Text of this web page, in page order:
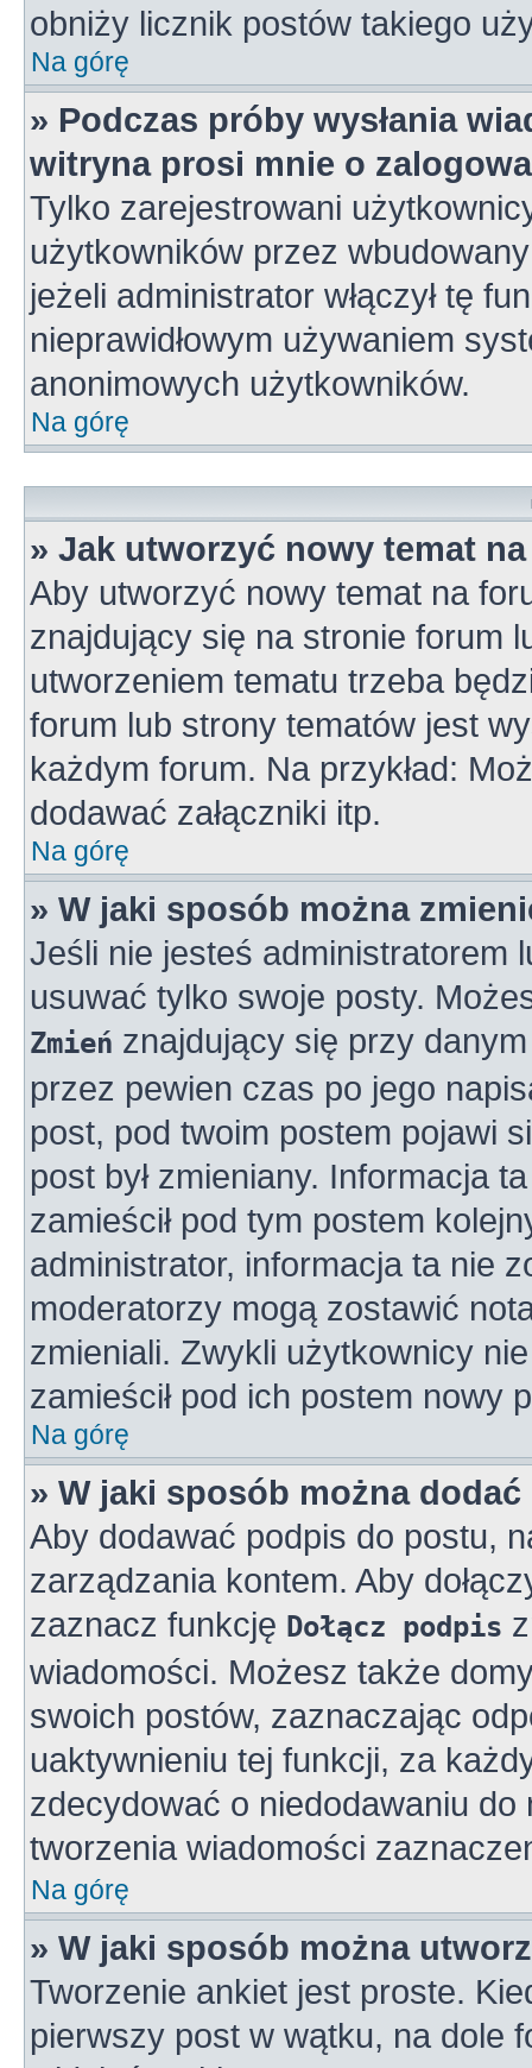
obniży licznik postów takiego
Na górę
» Podczas próby wysłania
witryna prosi mnie o
Tylko zarejestrowani
użytkowników przez
jeżeli administrator włączył tę
nieprawidłowym używaniem
anonimowych użytkowników.
Na górę
» Jak utworzyć nowy temat
Aby utworzyć nowy temat na
znajdujący się na stronie forum
utworzeniem tematu trzeba
forum lub strony tematów jest
każdym forum. Na przykład:
dodawać załączniki itp.
Na górę
» W jaki sposób można
Jeśli nie jesteś administratorem
usuwać tylko swoje posty.
Zmień znajdujący się przy
przez pewien czas po jego
post, pod twoim postem pojawi
post był zmieniany. Informacja
zamieścił pod tym postem
administrator, informacja ta nie
moderatorzy mogą zostawić
zmieniali. Zwykli użytkownicy
zamieścił pod ich postem nowy
Na górę
» W jaki sposób można
Aby dodawać podpis do postu,
zarządzania kontem. Aby
zaznacz funkcję Dołącz podpis
wiadomości. Możesz także
swoich postów, zaznaczając
uaktywnieniu tej funkcji, za
zdecydować o niedodawaniu
tworzenia wiadomości
Na górę
» W jaki sposób można
Tworzenie ankiet jest proste.
pierwszy post w wątku, na dole